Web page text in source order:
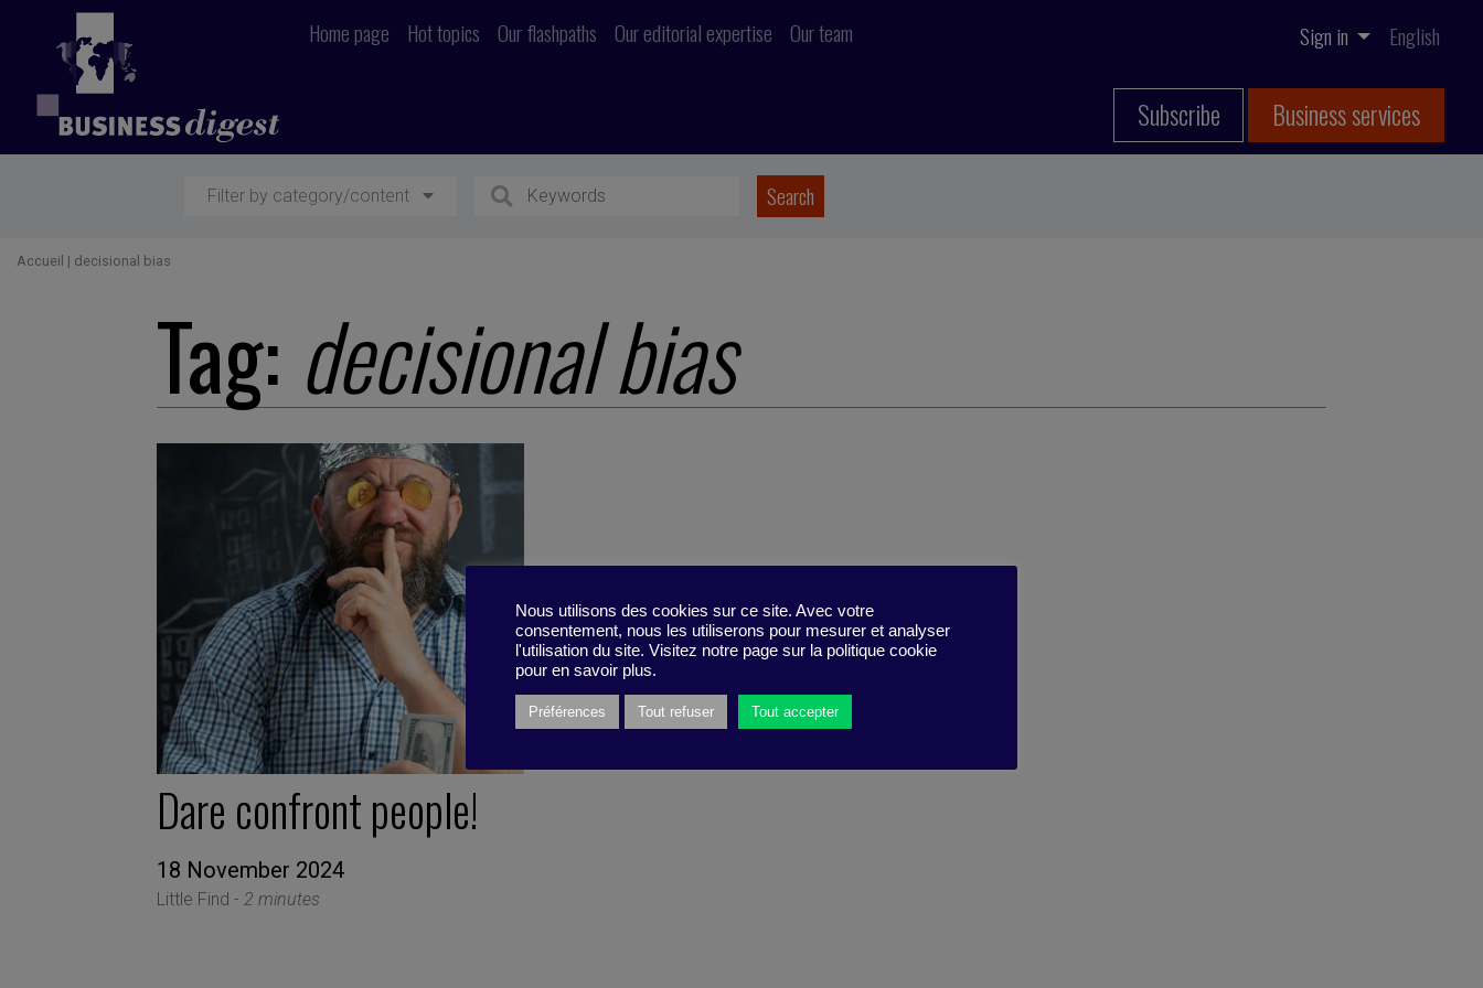
Home page Hot topics Our flashpaths Our editorial expertise Our team Sign in English
Subscribe Business services
Filter by category/content
Accueil | decisional bias
Tag: decisional bias
Dare confront people!
18 November 2024
Little Find - 2 minutes
Nous utilisons des cookies sur ce site. Avec votre
consentement, nous les utiliserons pour mesurer et analyser
l'utilisation du site. Visitez notre page sur la politique cookie
pour en savoir plus.
Préférences Tout refuser Tout accepter